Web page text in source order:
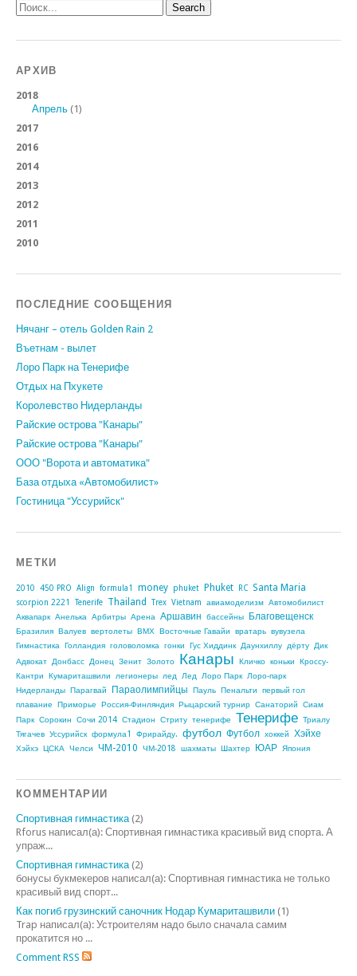
АРХИВ
2018
Апрель (1)
2017
2016
2014
2013
2012
2011
2010
ПОСЛЕДНИЕ СООБЩЕНИЯ
Нячанг – отель Golden Rain 2
Въетнам - вылет
Лоро Парк на Тенерифе
Отдых на Пхукете
Королевство Нидерланды
Райские острова "Канары"
Райские острова "Канары"
ООО "Ворота и автоматика"
База отдыха «Автомобилист»
Гостиница "Уссурийск"
МЕТКИ
2010 450 PRO Align formula1 money phuket Phuket RC Santa Maria
scorpion 2221 Tenerife Thailand Trex Vietnam авиамоделизм Автомобилист
Аквапарк Анелька Арбитры Арена Аршавин бассейны Благовещенск
Бразилия Валуев вертолеты ВМХ Восточные Гавайи вратарь вувузела
Гимнастика Голландия головоломка гонки Гус Хиддинк Даунхиллу дёрту Дик
Адвокат Донбасс Донец Зенит Золото Канары Кличко коньки
Кроссу-
Кантри
Кумариташвили легионеры лед Лед Лоро Парк Лоро-парк
Нидерланды Парагвай Параолимпийцы Пауль Пенальти
первый гол
плавание
Приморье Россия-Финляндия Рыцарский турнир Санаторий
Сиам
Парк Сорокин Сочи 2014 Стадион Стриту тенерифе Тенерифе Триалу
Тягачев Уссурийск формула1 Фрирайду. футбол Футбол хоккей Хэйхе
Хэйхэ ЦСКА Челси ЧМ-2010 ЧМ-2018 шахматы Шахтер ЮАР Япония
КОММЕНТАРИИ
Спортивная гимнастика(2)
Rforus написал(а): Спортивная гимнастика красивый вид спорта. А
упраж...
Спортивная гимнастика(2)
бонусы букмекеров написал(а): Спортивная гимнастика не только
красивый вид спорт...
Как погиб грузинский саночник Нодар Кумариташвили (1)
Trap написал(а): Устроителям надо было сначала самим
прокатится но ...
Comment RSS